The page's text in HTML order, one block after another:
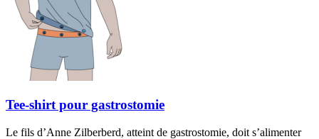
Tee-shirt pour gastrostomie
Le fils d’Anne Zilberberd, atteint de gastrostomie, doit s’alimenter